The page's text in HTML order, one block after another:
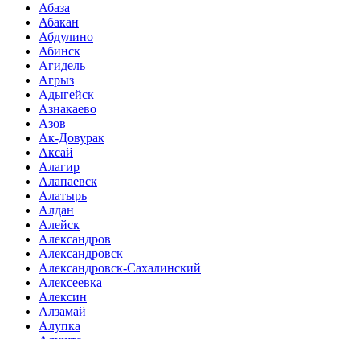
Абаза
Абакан
Абдулино
Абинск
Агидель
Агрыз
Адыгейск
Азнакаево
Азов
Ак-Довурак
Аксай
Алагир
Алапаевск
Алатырь
Алдан
Алейск
Александров
Александровск
Александровск-Сахалинский
Алексеевка
Алексин
Алзамай
Алупка